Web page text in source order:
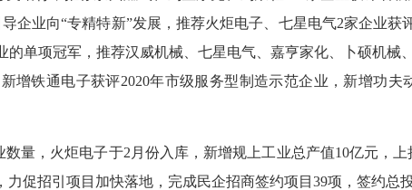
企业向“专精特新”发展，推荐火炬电子、七星电气2家企业获
单项冠军，推荐汉威机械、七星电气、嘉亨家化、卜硕机械
增铁通电子获评2020年市级服务型制造示范企业，新增功夫
，火炬电子于2月份入库，新增规上工业总产值10亿元，上
促招引项目加快落地，完成民企招商签约项目39项，签约总